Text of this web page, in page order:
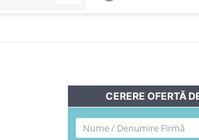
CERERE OFERTĂ